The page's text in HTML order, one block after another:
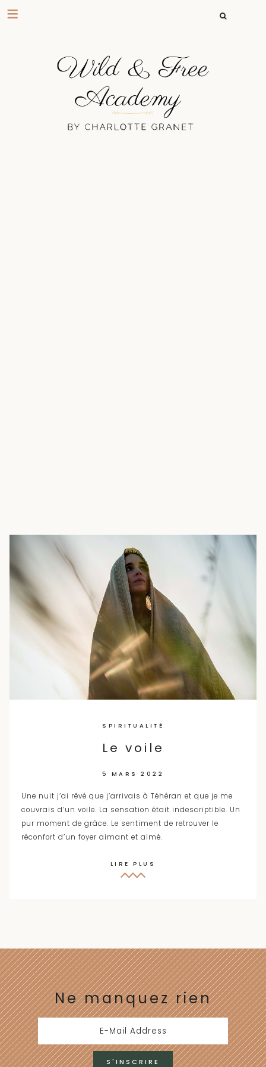
to
content
SPIRITUALITÉ
Le voile
5 MARS 2022
Une nuit j’ai rêvé que j’arrivais à Téhéran et que je me
couvrais d’un voile. La sensation était indescriptible. Un
pur moment de grâce. Le sentiment de retrouver le
réconfort d’un foyer aimant et aimé.
LIRE PLUS
Ne manquez rien